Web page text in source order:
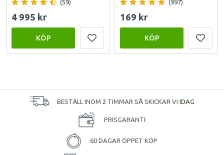
(59)
4 995 kr
KÖP
(997)
169 kr
KÖP
BESTÄLL INOM 2 TIMMAR SÅ SKICKAR VI IDAG
PRISGARANTI
60 DAGAR ÖPPET KÖP